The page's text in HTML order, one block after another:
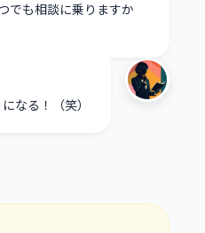
でも相談に乗りますか
なる！（笑）